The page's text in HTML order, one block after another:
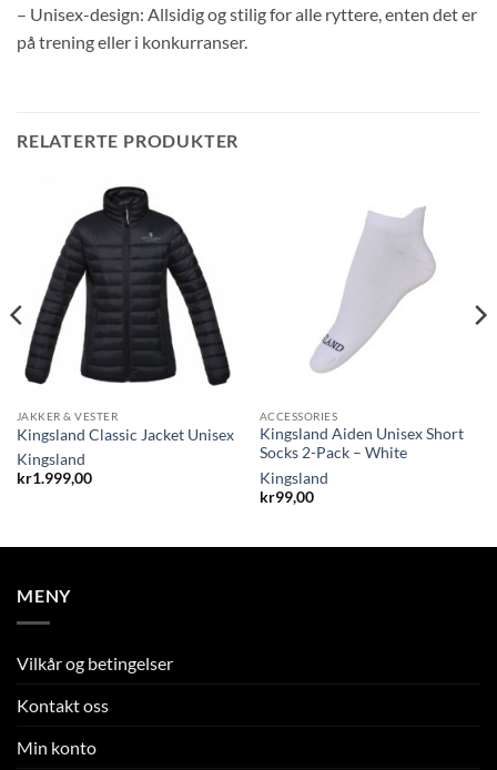
– Unisex-design: Allsidig og stilig for alle ryttere, enten det er
på trening eller i konkurranser.
RELATERTE PRODUKTER
JAKKER & VESTER
Kingsland Classic Jacket Unisex
Kingsland
kr1.999,00
ACCESSORIES
Kingsland Aiden Unisex Short
Socks 2-Pack – White
Kingsland
kr99,00
MENY
Vilkår og betingelser
Kontakt oss
Min konto